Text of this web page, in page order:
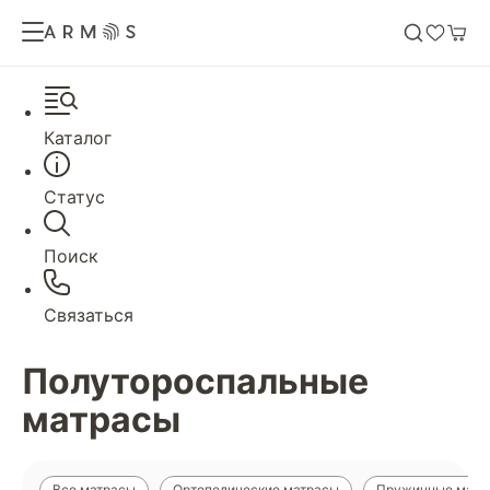
Каталог
Статус
Поиск
Связаться
Полутороспальные
матрасы